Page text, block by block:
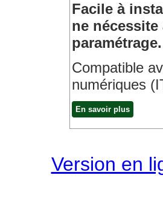
Facile à
ne nécessite
paramétrage.
Compatible
numériques
En savoir plus
Version en